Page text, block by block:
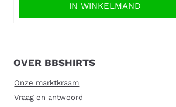
IN WINKELMAND
OVER BBSHIRTS
Onze marktkraam
Vraag en antwoord